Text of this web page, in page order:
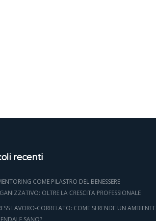
recenti
COME PILASTRO DEL BENESSERE
OLTRE LA CRESCITA PROFESSIONALE
LAVORO-CORRELATO: COME SI RENDE UN AMBIENTE
SANO?